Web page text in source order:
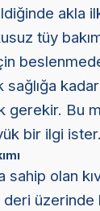
akla
tüy
gerekir. Bu
bir ilgi ister.
sahip olan
deri üzerinde